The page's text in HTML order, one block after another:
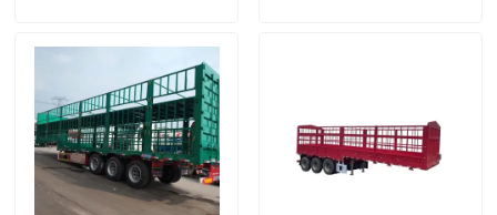
Vídeos
Sobre nós